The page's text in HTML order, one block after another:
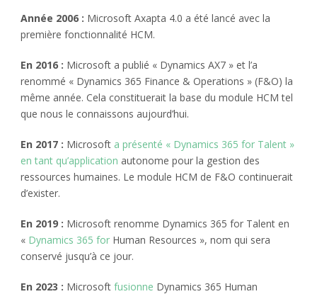
Année 2006 : Microsoft Axapta 4.0 a été lancé avec la
première fonctionnalité HCM.
En 2016 : Microsoft a publié « Dynamics AX7 » et l’a
renommé « Dynamics 365 Finance & Operations » (F&O) la
même année. Cela constituerait la base du module HCM tel
que nous le connaissons aujourd’hui.
En 2017 : Microsoft a présenté « Dynamics 365 for Talent »
en tant qu’application autonome pour la gestion des
ressources humaines. Le module HCM de F&O continuerait
d’exister.
En 2019 : Microsoft renomme Dynamics 365 for Talent en
« Dynamics 365 for Human Resources », nom qui sera
conservé jusqu’à ce jour.
En 2023 : Microsoft fusionne Dynamics 365 Human